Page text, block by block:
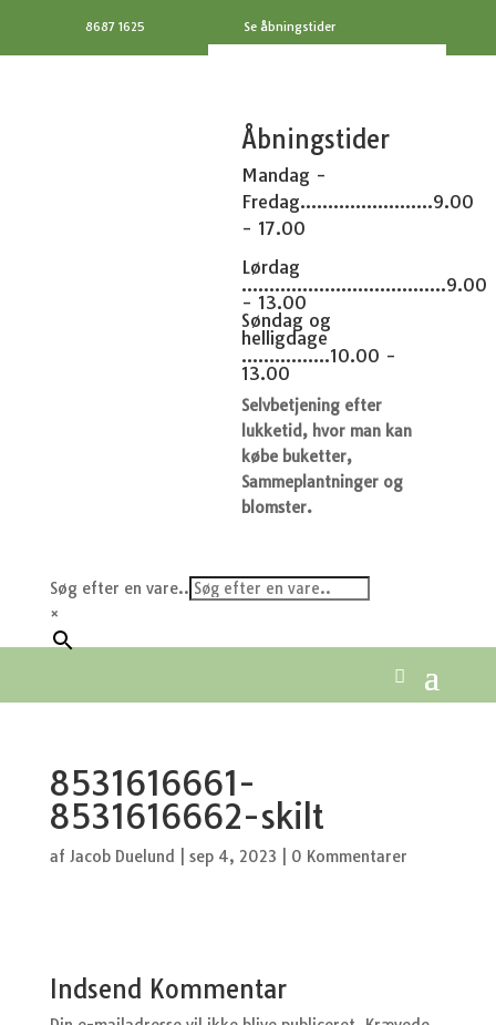
8687 1625 Se åbningstider
Åbningstider
Mandag -
Fredag........................9.00
- 17.00
Lørdag
.....................................9.00
- 13.00
Søndag og
helligdage
................10.00 -
13.00
Selvbetjening efter
lukketid, hvor man kan
købe buketter,
Sammeplantninger og
blomster.
Søg efter en vare..
×
8531616661-
8531616662-skilt
af Jacob Duelund sep 4, 2023 0 Kommentarer
Indsend Kommentar